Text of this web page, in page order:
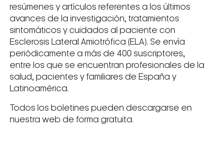
resúmenes y artículos referentes a los últimos
avances de la investigación, tratamientos
sintomáticos y cuidados al paciente con
Esclerosis Lateral Amiotrófica (ELA). Se envía
periódicamente a más de 400 suscriptores,
entre los que se encuentran profesionales de la
salud, pacientes y familiares de España y
Latinoamérica.
Todos los boletines pueden descargarse en
nuestra web de forma gratuita.